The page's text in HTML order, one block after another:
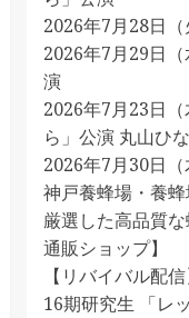
2026年7月28日
2026年7月29日
演
2026年7月23日
ら」公演 丸山ひ
2026年7月30日
神戸養蜂場・養
厳選した高品質
通販ショップ】
【リバイバル配
16期研究生 「レ